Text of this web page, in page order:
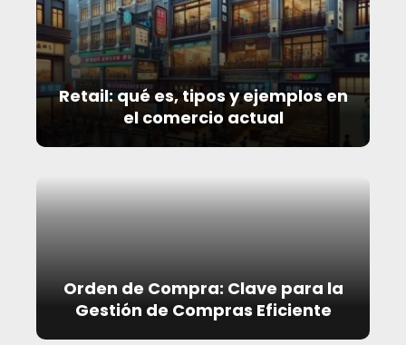
Retail: qué es, tipos y ejemplos en
el comercio actual
Orden de Compra: Clave para la
Gestión de Compras Eficiente